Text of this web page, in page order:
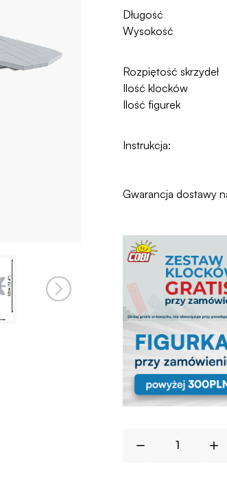
Długość
Wysokość
Rozpiętość skrzydeł
Ilość klocków
Ilość figurek
Instrukcja:
Gwarancja dostawy